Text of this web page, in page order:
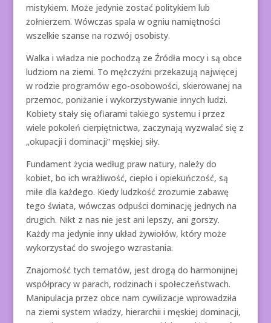
mistykiem. Może jedynie zostać politykiem lub
żołnierzem. Wówczas spala w ogniu namiętności
wszelkie szanse na rozwój osobisty.
Walka i władza nie pochodzą ze Źródła mocy i są obce
ludziom na ziemi. To mężczyźni przekazują najwięcej
w rodzie programów ego-osobowości, skierowanej na
przemoc, poniżanie i wykorzystywanie innych ludzi.
Kobiety stały się ofiarami takiego systemu i przez
wiele pokoleń cierpiętnictwa, zaczynają wyzwalać się z
„okupacji i dominacji” męskiej siły.
Fundament życia według praw natury, należy do
kobiet, bo ich wrażliwość, ciepło i opiekuńczość, są
miłe dla każdego. Kiedy ludzkość zrozumie zabawę
tego świata, wówczas odpuści dominację jednych na
drugich. Nikt z nas nie jest ani lepszy, ani gorszy.
Każdy ma jedynie inny układ żywiołów, który może
wykorzystać do swojego wzrastania.
Znajomość tych tematów, jest drogą do harmonijnej
współpracy w parach, rodzinach i społeczeństwach.
Manipulacja przez obce nam cywilizacje wprowadziła
na ziemi system władzy, hierarchii i męskiej dominacji,